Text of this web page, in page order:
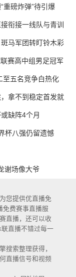
重磅炸弹”待引爆
衔接一线队与青训
马军团转盯铃木彩
赛高中组男足冠军
至五名竞争白热化
拿不到稳定首发就
缺阵4个月
杯八强仍留遗憾
谢场像大爷
您提供优直播免
免费赛事直播服
直播，还可以收
直播不错过每一
搜索整理获得，
直播信号和视频